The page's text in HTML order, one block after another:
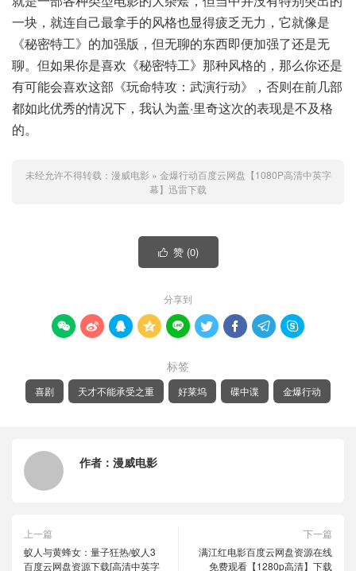
一块，就连自己最拿手的风格也显得疲乏无力，它就像是
《秘密特工》的加强版，但无聊的东西即便加强了还是无
聊。但如果你是喜欢《秘密特工》那种风格的，那么你还是
有可能会喜欢这部《玩命特攻：武演行动》，否则在前几部
都如此优秀的情况下，我认为盖·里奇这次的表现是不及格
的。
未经允许不得转载： 漫威电影 » 金爆行动百度云网盘【1080P高清中英字
幕】迅雷下载
 赞 (0)
分享到
        
标签
喜剧 天才不能承受之重 好莱坞 碟中谍 金爆行动
作者： 漫威电影
上一篇
蚁人与黄蜂女：量子狂热/蚁人3
百度云网盘资源下载[高清中英字
下一篇
满江红电影百度云网盘资源在线
免费观看【1280p高清】下载